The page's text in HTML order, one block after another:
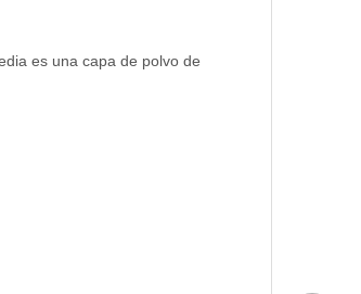
es una capa de polvo de